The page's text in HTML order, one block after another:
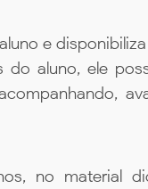
e
aluno, ele
no material